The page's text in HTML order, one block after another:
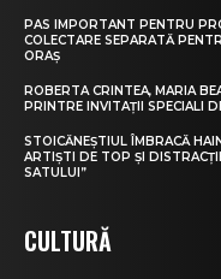
PAS IMPORTANT PENTRU
COLECTARE SEPARATĂ
ORAȘ
ROBERTA CRINTEA, MARIA
PRINTRE INVITAȚII SPECIALI
STOICĂNEȘTIUL ÎMBRACĂ
ARTIȘTI DE TOP ȘI
SATULUI”
CULTURĂ